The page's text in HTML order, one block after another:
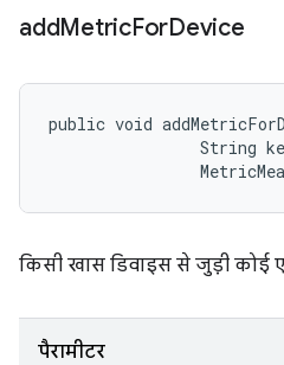
addMetricForDevice
public void
String
किसी खास डिवाइस से जुड़ी कोई
पैरामीटर